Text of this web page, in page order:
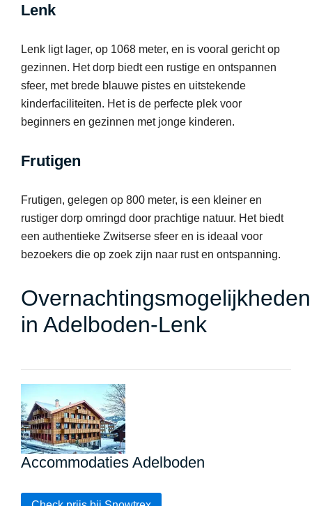
Lenk
Lenk ligt lager, op 1068 meter, en is vooral gericht op
gezinnen. Het dorp biedt een rustige en ontspannen
sfeer, met brede blauwe pistes en uitstekende
kinderfaciliteiten. Het is de perfecte plek voor
beginners en gezinnen met jonge kinderen.
Frutigen
Frutigen, gelegen op 800 meter, is een kleiner en
rustiger dorp omringd door prachtige natuur. Het biedt
een authentieke Zwitserse sfeer en is ideaal voor
bezoekers die op zoek zijn naar rust en ontspanning.
Overnachtingsmogelijkheden
in Adelboden-Lenk
Accommodaties Adelboden